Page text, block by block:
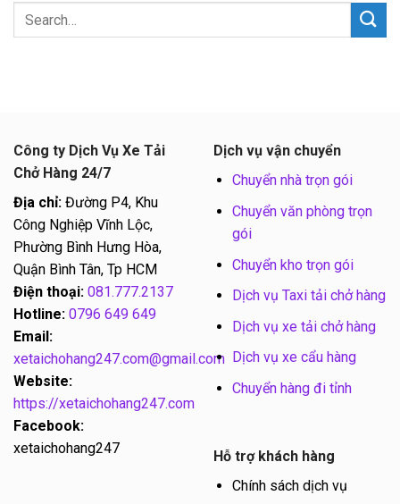
Công ty Dịch Vụ Xe Tải
Chở Hàng 24/7
Địa chỉ: Đường P4, Khu
Công Nghiệp Vĩnh Lộc,
Phường Bình Hưng Hòa,
Quận Bình Tân, Tp HCM
Điện thoại: 081.777.2137
Hotline: 0796 649 649
Email:
xetaichohang247.com@gmail.com
Website:
https://xetaichohang247.com
Facebook:
xetaichohang247
Dịch vụ vận chuyển
Chuyển nhà trọn gói
Chuyển văn phòng trọn
gói
Chuyển kho trọn gói
Dịch vụ Taxi tải chở hàng
Dịch vụ xe tải chở hàng
Dịch vụ xe cẩu hàng
Chuyển hàng đi tỉnh
Hỗ trợ khách hàng
Chính sách dịch vụ